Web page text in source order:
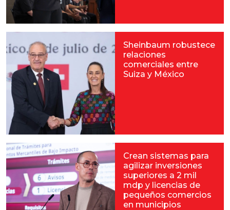
Sheinbaum robustece
relaciones
comerciales entre
Suiza y México
Crean sistemas para
agilizar inversiones
superiores a 2 mil
mdp y licencias de
pequeños comercios
en municipios